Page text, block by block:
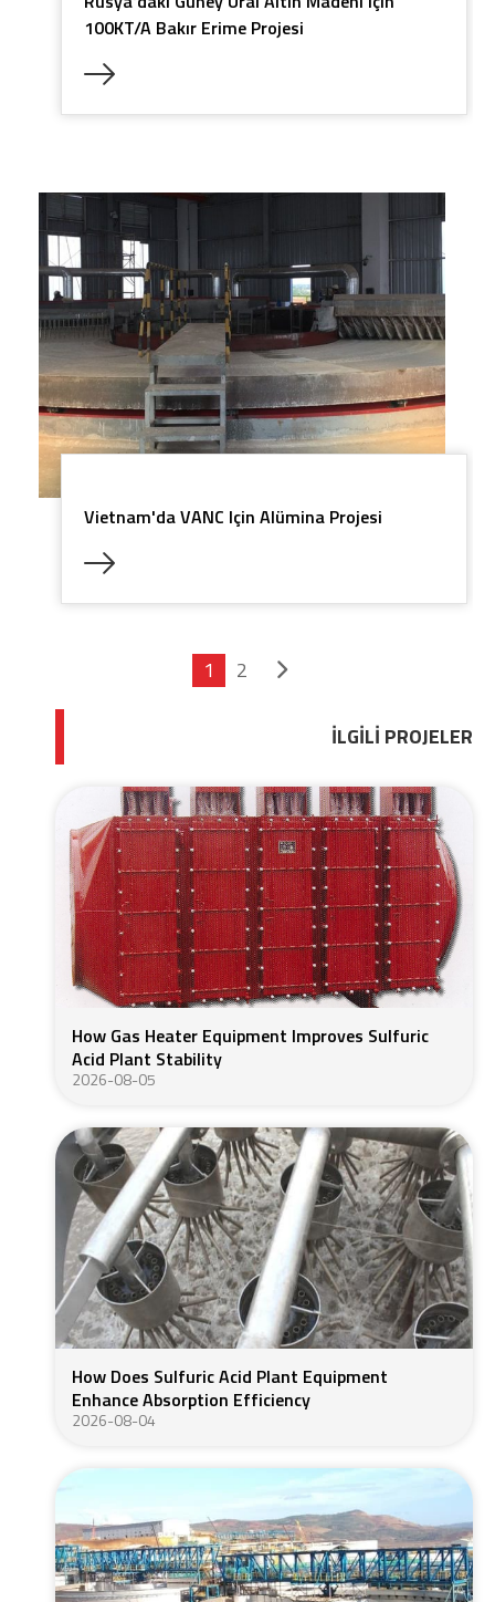
100KT/a Bakır Erime Projesi
Vietnam'da VANC Için Alümina Projesi
1 2
İLGILI PROJELER
How Gas Heater Equipment Improves Sulfuric
Acid Plant Stability
2026-08-05
How Does Sulfuric Acid Plant Equipment
Enhance Absorption Efficiency
2026-08-04